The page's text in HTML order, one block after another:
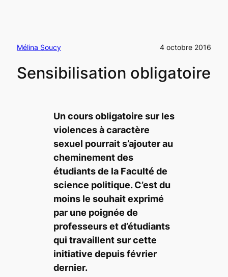
Mélina Soucy 4 octobre 2016
Sensibilisation obligatoire
Un cours obligatoire sur les
violences à caractère
sexuel pourrait s’ajouter au
cheminement des
étudiants de la Faculté de
science politique. C’est du
moins le souhait exprimé
par une poignée de
professeurs et d’étudiants
qui travaillent sur cette
initiative depuis février
dernier.